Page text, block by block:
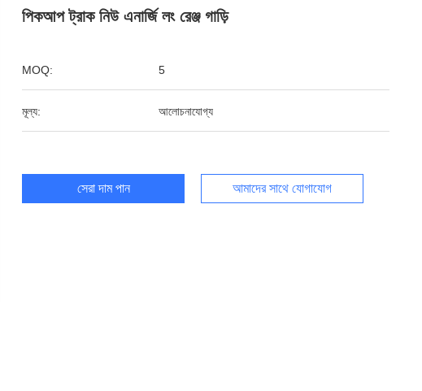
পিকআপ ট্রাক নিউ এনার্জি লং রেঞ্জ গাড়ি
MOQ: 5
মূল্য: আলোচনাযোগ্য
সেরা দাম পান আমাদের সাথে যোগাযোগ